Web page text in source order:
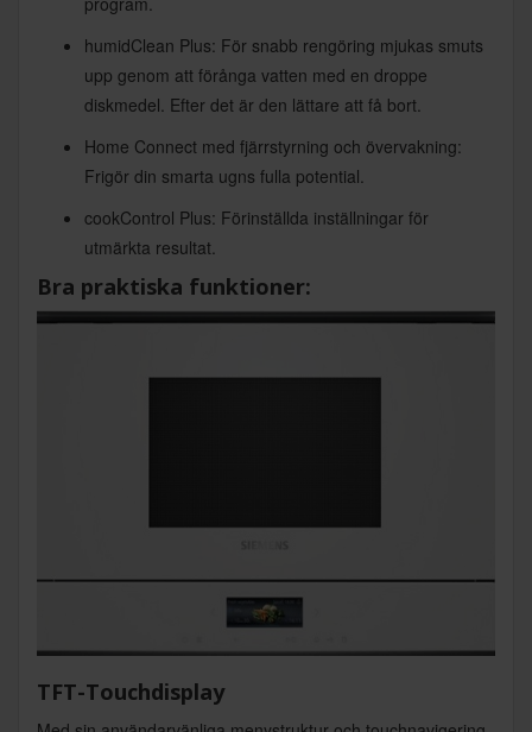
humidClean Plus: För snabb rengöring mjukas smuts
upp genom att förånga vatten med en droppe
diskmedel. Efter det är den lättare att få bort.
Home Connect med fjärrstyrning och övervakning:
Frigör din smarta ugns fulla potential.
cookControl Plus: Förinställda inställningar för
utmärkta resultat.
Bra praktiska funktioner:
TFT-Touchdisplay